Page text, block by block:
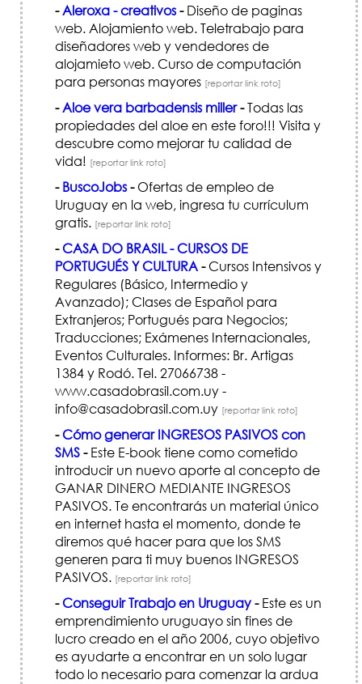
-Aleroxa - creativos-Diseño de paginas
web. Alojamiento web. Teletrabajo para
diseñadores web y vendedores de
alojamieto web. Curso de computación
para personas mayores [reportar link roto]
-Aloe vera barbadensis miller-Todas las
propiedades del aloe en este foro!!! Visita y
descubre como mejorar tu calidad de
vida! [reportar link roto]
- BuscoJobs-Ofertas de empleo de
Uruguay en la web, ingresa tu currículum
gratis. [reportar link roto]
-CASA DO BRASIL - CURSOS DE
PORTUGUÉS Y CULTURA-Cursos Intensivos y
Regulares (Básico, Intermedio y
Avanzado); Clases de Español para
Extranjeros; Portugués para Negocios;
Traducciones; Exámenes Internacionales,
Eventos Culturales. Informes: Br. Artigas
1384 y Rodó. Tel. 27066738 -
www.casadobrasil.com.uy -
info@casadobrasil.com.uy [reportar link roto]
-Cómo generar INGRESOS PASIVOS con
SMS-Este E-book tiene como cometido
introducir un nuevo aporte al concepto de
GANAR DINERO MEDIANTE INGRESOS
PASIVOS. Te encontrarás un material único
en internet hasta el momento, donde te
diremos qué hacer para que los SMS
generen para ti muy buenos INGRESOS
PASIVOS. [reportar link roto]
-Conseguir Trabajo en Uruguay-Este es un
emprendimiento uruguayo sin fines de
lucro creado en el año 2006, cuyo objetivo
es ayudarte a encontrar en un solo lugar
todo lo necesario para comenzar la ardua